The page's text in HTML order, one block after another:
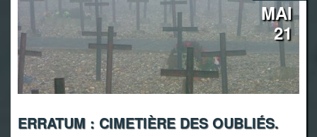
MAI
21
ERRATUM : CIMETIÈRE DES OUBLIÉS.